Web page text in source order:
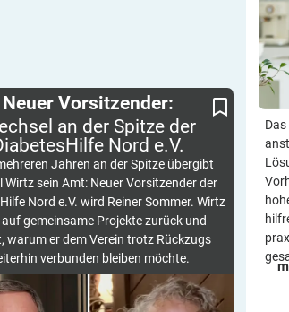
Neuer Vorsitzender:
an der Spitze der DiabetesHilfe Nord
e.V.
Neuer Vorsitzender:
an der Spitze der
Nord e.V.
Jahren an der Spitze übergibt
Wirtz sein Amt: Neuer Vorsitzender der
Nord e.V. wird Reiner Sommer. Wirtz
gemeinsame Projekte zurück und
warum er dem Verein trotz Rückzugs
verbunden bleiben möchte.